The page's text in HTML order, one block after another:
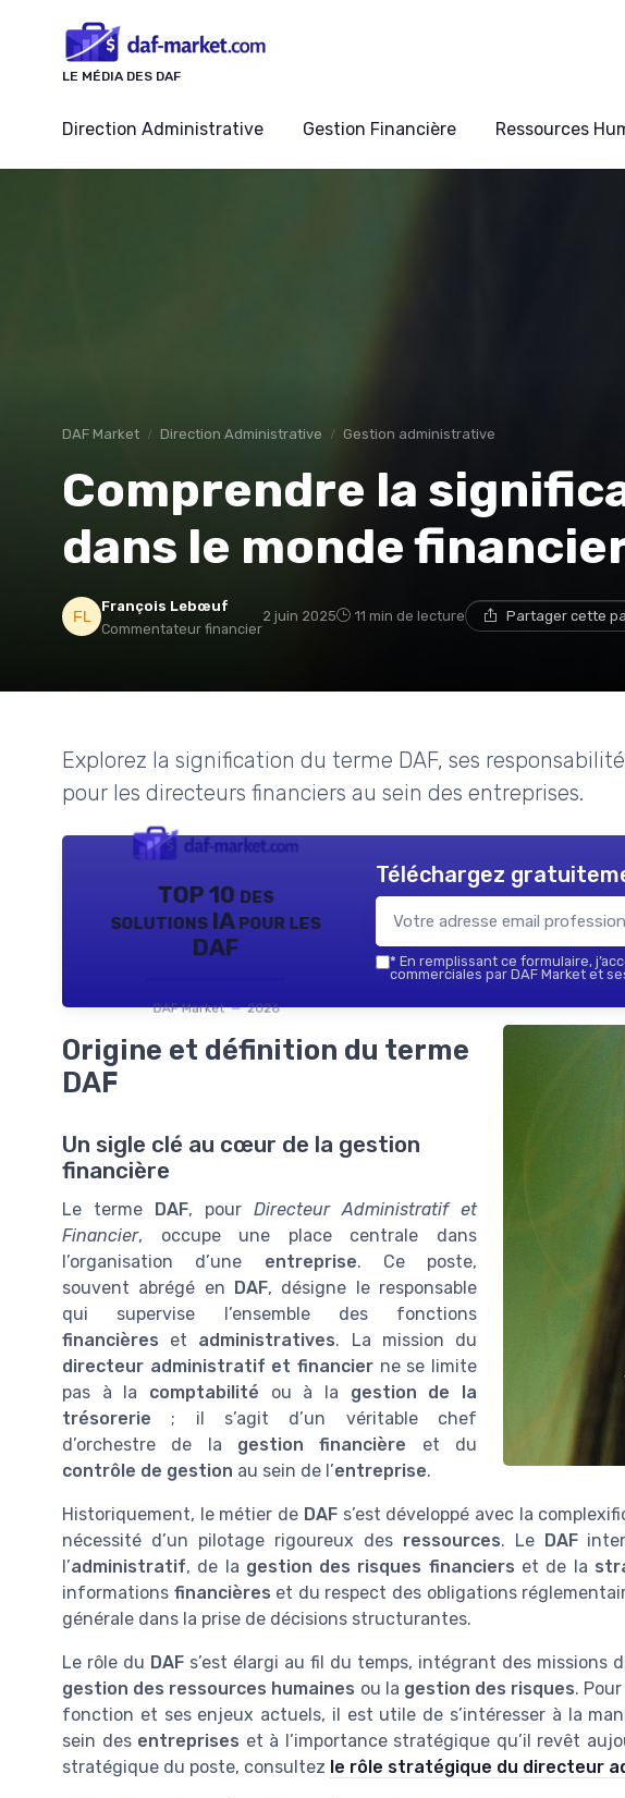
LE MÉDIA DES DAF
Direction Administrative Gestion Financière Ressources
DAF Market Direction Administrative Gestion administrative
Comprendre la
dans le monde
François Lebœuf
Commentateur financier
2 juin 2025 11 min de lecture Partager cette
Explorez la signification du terme DAF, ses
pour les directeurs financiers au sein des entreprises.
TOP 10 des
solutions IA pour les
DAF
DAF Market — 2026
Téléchargez
* En remplissant ce formulaire,
commerciales par DAF Market et
Origine et définition du terme
DAF
Un sigle clé au cœur de la gestion
financière
Le terme DAF, pour Directeur Administratif et
Financier, occupe une place centrale dans
l’organisation d’une entreprise. Ce poste,
souvent abrégé en DAF, désigne le responsable
qui supervise l’ensemble des fonctions
financières et administratives. La mission du
directeur administratif et financier ne se limite
pas à la comptabilité ou à la gestion de la
trésorerie ; il s’agit d’un véritable chef
d’orchestre de la gestion financière et du
contrôle de gestion au sein de l’entreprise.
Historiquement, le métier de DAFs’est développé avec la
nécessité d’un pilotage rigoureux des ressources. Le DAF
l’administratif, de la gestion des risques financiers et de la
informations financières et du respect des obligations
générale dans la prise de décisions structurantes.
Le rôle du DAF s’est élargi au fil du temps, intégrant des missions
gestion des ressources humaines ou la gestion des risques.
fonction et ses enjeux actuels, il est utile de s’intéresser à la
sein des entreprises et à l’importance stratégique qu’il revêt
stratégique du poste, consultez le rôle stratégique du directeur